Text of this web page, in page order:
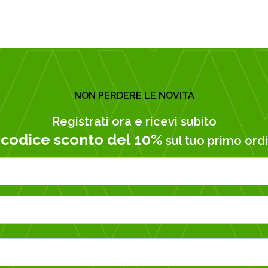
NON PERDERE LE NOVITÀ
Registrati ora e ricevi subito
codice sconto del 10% sul tuo primo